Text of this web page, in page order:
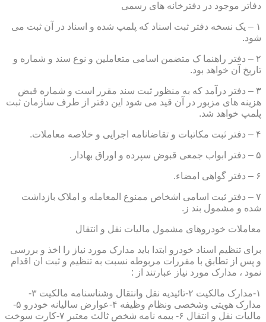
دفاتر موجود در دفترخانه های رسمی
۱ – یک نسخه دفتر ثبت اسناد که پلمپ شده و اسناد در آن ثبت می
شود.
۲ – دفتر راهنما ک متضمن اسامی متعاملین و نوع سند و شماره و
تاریخ آن خواهد بود.
۳ – دفتر درآمد که به منظور ثبت سند مقرر است و شماره قبض
هزینه های مزبور در آن قید می شود این دفتر از طرف سازمان ثبت
پلمپ خواهد شد.
۴ – دفتر ثبت مکاتبات و تقاضانامه اجرایی و خلاصه معاملات.
۵ – دفتر ابواب جمعی قبوض سپرده و اوراق بهادار.
۶ – دفتر گواهی امضاء.
۷ – دفتر ثبت اسامی اشخاص ممنوع المعامله و املاک بازداشت
شده و مشمول بند ز.
معاملات خودروهای مشمول مالیات نقل و انتقال
برای تنظیم اسناد خودرو ابتدا باید مدارک مورد نیاز را اخذ و بررسی
و پس از تطابق با مقررات مربوطه نسبت به تنظیم و ثبت ان اقدام
نمود ، مدارک مورد نیاز عبارتند از :
۱-مدارک مالکیت ۲-تائیدیه نقل وانتقال وشناسنامه مالکیت ۳-
مدارک هویتی وشخصی ونظام وظیفه ۴-عوارض سالیانه خودرو ۵-
مالیات نقل و انتقال ۶- بیمه نامه شخص ثالث معتبر ۷-کارت سوخت